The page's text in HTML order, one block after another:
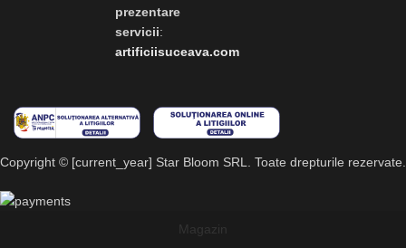
prezentare
servicii:
artificiisuceava.com
Copyright © [current_year] Star Bloom SRL. Toate drepturile rezervate.
Magazin